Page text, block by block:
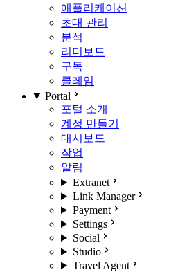
애플리케이션
초대 관리
분석
리더보드
구독
클레임
Portal
포털 소개
계정 만들기
대시보드
작업
알림
Extranet
Link Manager
Payment
Settings
Social
Studio
Travel Agent